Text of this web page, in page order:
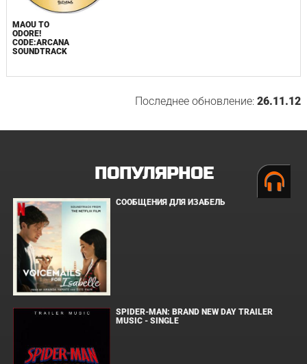
MAOU TO
ODORE!
CODE:ARCANA
SOUNDTRACK
Последнее обновление:26.11.12
ПОПУЛЯРНОЕ
СООБЩЕНИЯ ДЛЯ ИЗАБЕЛЬ
SPIDER-MAN: BRAND NEW DAY TRAILER
MUSIC - SINGLE